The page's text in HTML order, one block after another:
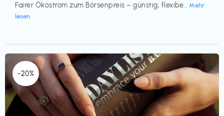
Fairer Ökostrom zum Börsenpreis – günstig, flexibe... Mehr
lesen
-20%